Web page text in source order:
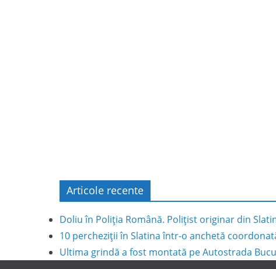
Articole recente
Doliu în Poliția Română. Polițist originar din
10 percheziții în Slatina într-o anchetă
Ultima grindă a fost montată pe Autostrada